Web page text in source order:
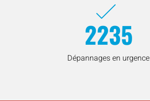
2235
Dépannages en urgence